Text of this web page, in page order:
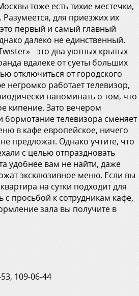
тоже есть тихие местечки,
Разумеется, для приезжих их
первый и самый главный
далеко не единственный.
- это два уютных крытых
вдалеке от суеты больших
отключиться от городского
негромко работает телевизор,
напоминать о том, что
кипение. Зато вечером
бормотание телевизора сменяет
в кафе европейское, ничего
предложат. Однако учтите, что
с целью отпраздновать
удобнее вам не найти, даже
эксклюзивное меню. Если вы
на сутки подходит для
с просьбой к сотрудникам кафе,
зала вы получите в
109-06-44